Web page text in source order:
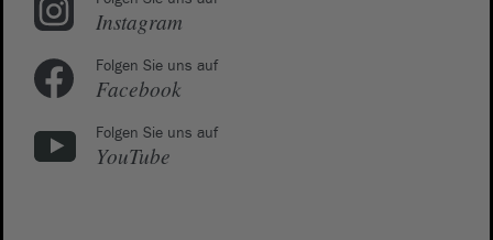
Instagram
Folgen Sie uns auf
Facebook
Folgen Sie uns auf
YouTube